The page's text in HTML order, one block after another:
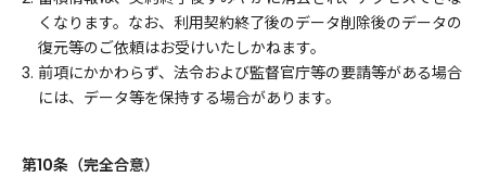
くなります。なお、利用契約終了後のデータ削除後のデータの
復元等のご依頼はお受けいたしかねます。
3. 前項にかかわらず、法令および監督官庁等の要請等がある場合
には、データ等を保持する場合があります。
第10条（完全合意）